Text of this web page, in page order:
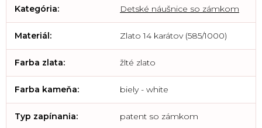
Kategória: Detské náušnice so zámkom
Materiál: Zlato 14 karátov (585/1000)
Farba zlata: žlté zlato
Farba kameňa: biely - white
Typ zapínania: patent so zámkom